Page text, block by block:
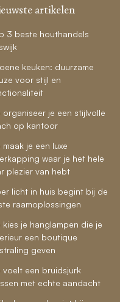
artikelen
3 beste houthandels
keuken: duurzame
voor stijl en
organiseer je een stijlvolle
op kantoor
maak je een luxe
waar je het hele
plezier van hebt
licht in huis begint bij de
raamoplossingen
kies je hanglampen die je
een boutique
geven
voelt een bruidsjurk
met echte aandacht